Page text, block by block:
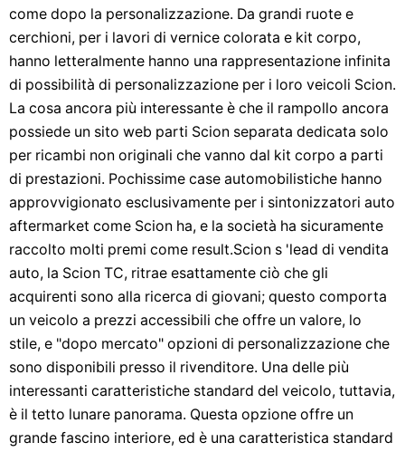
come dopo la personalizzazione. Da grandi ruote e
cerchioni, per i lavori di vernice colorata e kit corpo,
hanno letteralmente hanno una rappresentazione infinita
di possibilità di personalizzazione per i loro veicoli Scion.
La cosa ancora più interessante è che il rampollo ancora
possiede un sito web parti Scion separata dedicata solo
per ricambi non originali che vanno dal kit corpo a parti
di prestazioni. Pochissime case automobilistiche hanno
approvvigionato esclusivamente per i sintonizzatori auto
aftermarket come Scion ha, e la società ha sicuramente
raccolto molti premi come result.Scion s 'lead di vendita
auto, la Scion TC, ritrae esattamente ciò che gli
acquirenti sono alla ricerca di giovani; questo comporta
un veicolo a prezzi accessibili che offre un valore, lo
stile, e "dopo mercato" opzioni di personalizzazione che
sono disponibili presso il rivenditore. Una delle più
interessanti caratteristiche standard del veicolo, tuttavia,
è il tetto lunare panorama. Questa opzione offre un
grande fascino interiore, ed è una caratteristica standard